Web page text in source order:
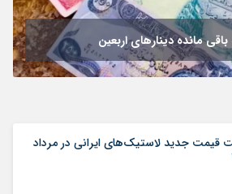
مانده دینارهای اربعین
قیمت جدید لاستیک‌های ایرانی در مرداد